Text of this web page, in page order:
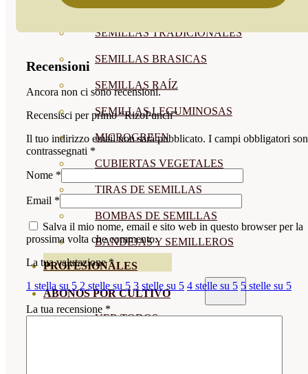
COMESTIBLES
SEMILLAS TRADICIONALES
SEMILLAS BRASICAS
SEMILLAS RAÍZ
SEMILLAS LEGUMINOSAS
MICROGREEN
CUBIERTAS VEGETALES
TIRAS DE SEMILLAS
BOMBAS DE SEMILLAS
BANDEJAS Y SEMILLEROS
PROFESIONALES
ABONOS POR CULTIVO
VER TODOS
Recensioni
Ancora non ci sono recensioni.
Recensisci per primo “RizoPunch”
Il tuo indirizzo email non sarà pubblicato. I campi obbligatori
contrassegnati *
Nome *
Email *
Salva il mio nome, email e sito web in questo browser per la
prossima volta che commento.
La tua valutazione*
1 stella su 5 2 stelle su 5 3 stelle su 5 4 stelle su 5 5 stelle su 5
La tua recensione *